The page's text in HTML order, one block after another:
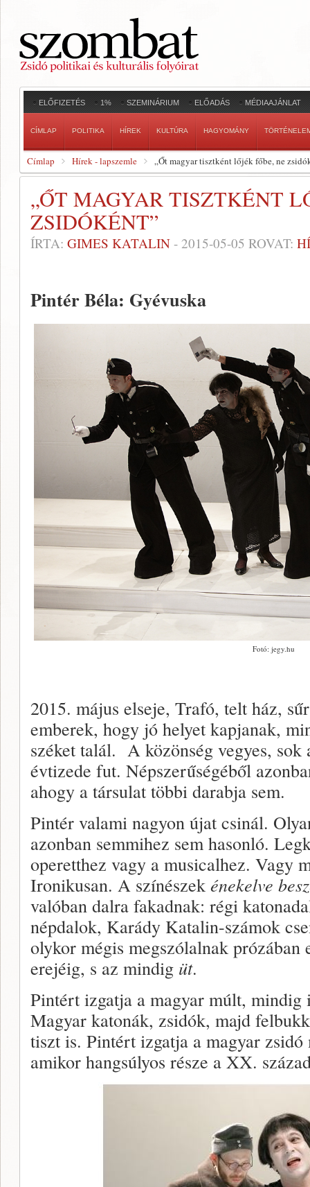
ELŐFIZETÉS 1% SZEMINÁRIUM ELŐADÁS MÉDIAAJÁNLAT
CÍMLAP POLITIKA HÍREK KULTÚRA HAGYOMÁNY
Címlap Hírek - lapszemle „Őt magyar tisztként lőjék főbe, ne
„ŐT MAGYAR TISZTKÉNT
ZSIDÓKÉNT”
ÍRTA: GIMES KATALIN - 2015-05-05 ROVAT:
Pintér Béla: Gyévuska
Fotó: jegy.hu
2015. május elseje, Trafó, telt ház,
emberek, hogy jó helyet kapjanak,
széket talál. A közönség vegyes, sok
évtizede fut. Népszerűségéből
ahogy a társulat többi darabja sem.
Pintér valami nagyon újat csinál.
azonban semmihez sem hasonló.
operetthez vagy a musicalhez. Vagy
Ironikusan. A színészek énekelve
valóban dalra fakadnak: régi
népdalok, Karády Katalin-számok
olykor mégis megszólalnak prózában
erejéig, s az mindig üt.
Pintért izgatja a magyar múlt, mindig
Magyar katonák, zsidók, majd
tiszt is. Pintért izgatja a magyar
amikor hangsúlyos része a XX.